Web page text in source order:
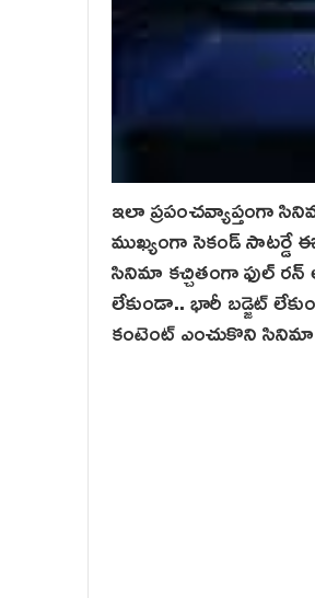
ఇలా ప్రపంచవ్యాప్తంగా
ముఖ్యంగా సెకండ్ సాటర్డే
సినిమా కచ్చితంగా ఫుల్ రన్
లేకుండా.. భారీ బడ్జెట్
కంటెంట్ ఎంచుకొని సినిమా